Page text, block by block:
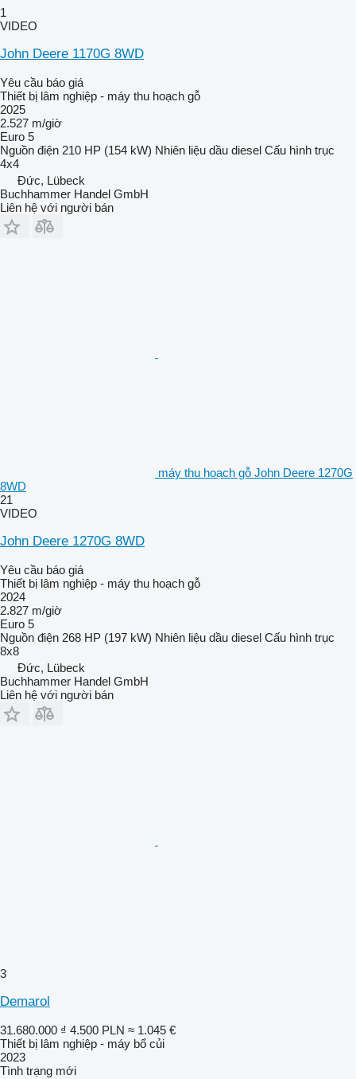
1
VIDEO
John Deere 1170G 8WD
Yêu cầu báo giá
Thiết bị lâm nghiệp - máy thu hoạch gỗ
2025
2.527 m/giờ
Euro 5
Nguồn điện 210 HP (154 kW) Nhiên liệu dầu diesel Cấu hình trục
4x4
Đức, Lübeck
Buchhammer Handel GmbH
Liên hệ với người bán
máy thu hoạch gỗ John Deere 1270G
8WD
21
VIDEO
John Deere 1270G 8WD
Yêu cầu báo giá
Thiết bị lâm nghiệp - máy thu hoạch gỗ
2024
2.827 m/giờ
Euro 5
Nguồn điện 268 HP (197 kW) Nhiên liệu dầu diesel Cấu hình trục
8x8
Đức, Lübeck
Buchhammer Handel GmbH
Liên hệ với người bán
3
Demarol
31.680.000 ₫ 4.500 PLN ≈ 1.045 €
Thiết bị lâm nghiệp - máy bổ củi
2023
Tình trạng mới